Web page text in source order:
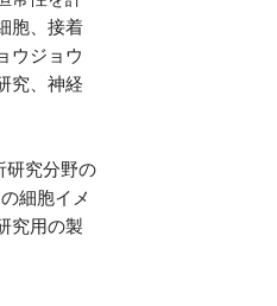
胞、接着
ウジョウ
究、神経
研究分野の
細胞イメ
究用の製